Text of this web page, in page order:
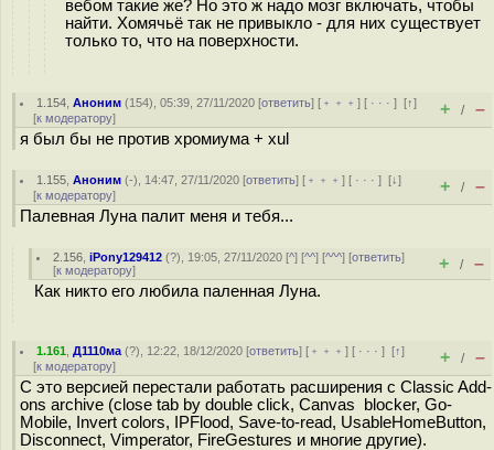
вебом такие же? Но это ж надо мозг включать, чтобы
найти. Хомячьё так не привыкло - для них существует
только то, что на поверхности.
1.154 ,Аноним (154), 05:39, 27/11/2020 [ответить] [ ﹢﹢﹢] [ · · ·][↑]
[к модератору] + / –
я был бы не против хромиума + xul
1.155 ,Аноним (-), 14:47, 27/11/2020 [ответить] [ ﹢﹢﹢] [ · · ·][↓]
[к модератору] + / –
Палевная Луна палит меня и тебя...
2.156 ,iPony129412 (?), 19:05, 27/11/2020 [^] [^^] [^^^] [ответить]
[к модератору] + / –
Как никто его любила паленная Луна.
1.161 ,Д1110ма (?), 12:22, 18/12/2020 [ответить] [ ﹢﹢﹢] [ · · ·][↑]
[к модератору] + / –
С это версией перестали работать расширения с Classic Add-
ons archive (close tab by double click, Canvas blocker, Go-
Mobile, Invert colors, IPFlood, Save-to-read, UsableHomeButton,
Disconnect, Vimperator, FireGestures и многие другие).